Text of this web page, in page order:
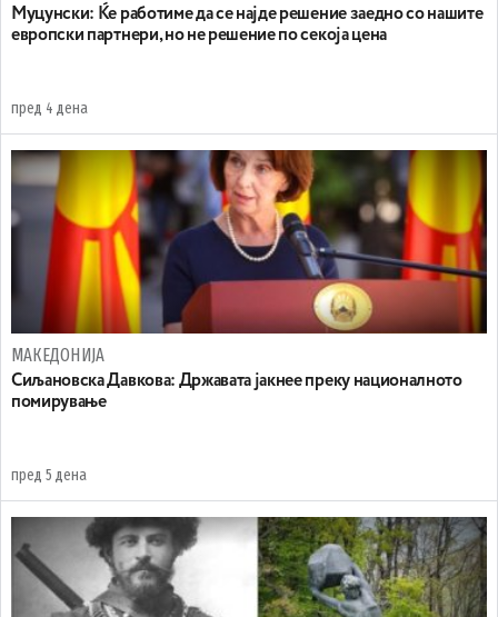
Муцунски: Ќе работиме да се најде решение заедно со нашите
европски партнери, но не решение по секоја цена
пред 4 дена
МАКЕДОНИЈА
Сиљановска Давкова: Државата јакнее преку националното
помирување
пред 5 дена